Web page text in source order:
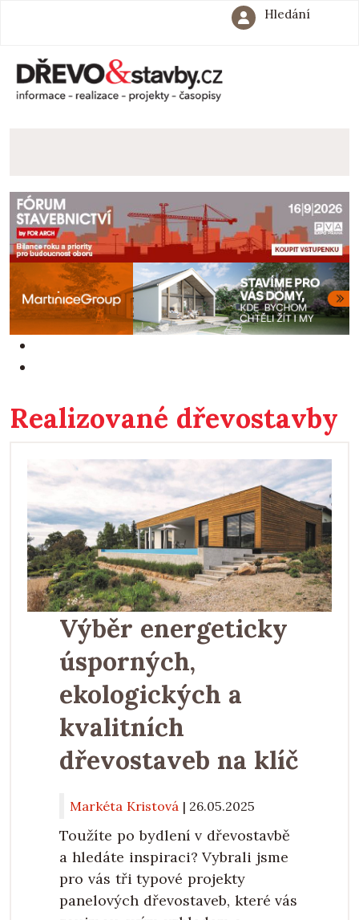
Hledání
Realizované dřevostavby
Výběr energeticky
úsporných,
ekologických a
kvalitních
dřevostaveb na klíč
Markéta Kristová | 26.05.2025
Toužíte po bydlení v dřevostavbě
a hledáte inspiraci? Vybrali jsme
pro vás tři typové projekty
panelových dřevostaveb, které vás